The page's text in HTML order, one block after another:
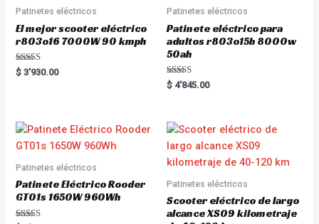
Patinetes eléctricos
El mejor scooter eléctrico
r803o16 7000W 90 kmph
Rated
5.00
$ 3'930.00
Patinetes eléctricos
Patinete eléctrico para
adultos r803o15b 8000w
50ah
Rated
5.00
$ 4'845.00
Patinetes eléctricos
Patinete Eléctrico Rooder
GT01s 1650W 960Wh
Patinetes eléctricos
Scooter eléctrico de largo
alcance XS09 kilometraje